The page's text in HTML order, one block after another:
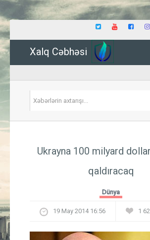
Xalq Cəbhəsi
Ukrayna 100 milyard
qaldıracaq
Dünya
19 May 2014 16:56 1